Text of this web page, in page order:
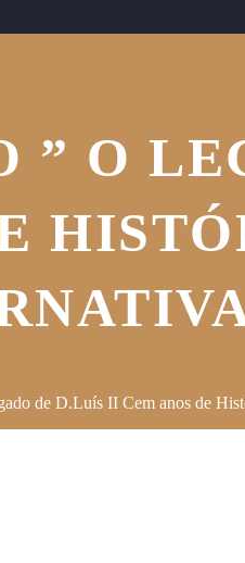
” O
de D.Luís II Cem anos de